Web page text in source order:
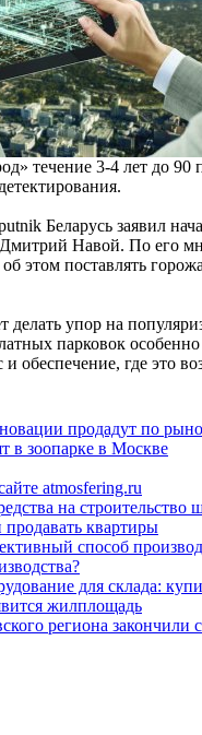
течение 3-4 лет до 90
Беларусь заявил
Навой. По его
этом поставлять
упор на
парковок
обеспечение, где это
продадут по
в зоопарке в Москве
atmosfering.ru
на строительство
квартиры
способ
для склада:
жилплощадь
региона закончили